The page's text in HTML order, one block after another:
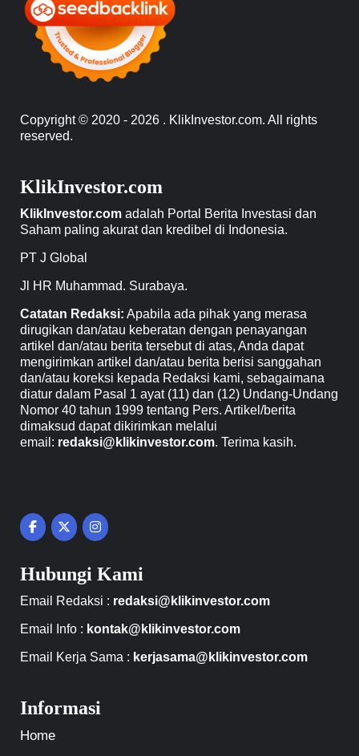
Copyright © 2020 - 2026 . KlikInvestor.com. All rights
reserved.
KlikInvestor.com
KlikInvestor.com adalah Portal Berita Investasi dan
Saham paling akurat dan kredibel di Indonesia.
PT J Global
Jl HR Muhammad. Surabaya.
Catatan Redaksi: Apabila ada pihak yang merasa
dirugikan dan/atau keberatan dengan penayangan
artikel dan/atau berita tersebut di atas, Anda dapat
mengirimkan artikel dan/atau berita berisi sanggahan
dan/atau koreksi kepada Redaksi kami, sebagaimana
diatur dalam Pasal 1 ayat (11) dan (12) Undang-Undang
Nomor 40 tahun 1999 tentang Pers. Artikel/berita
dimaksud dapat dikirimkan melalui
email: redaksi@klikinvestor.com. Terima kasih.
Hubungi Kami
Email Redaksi : redaksi@klikinvestor.com
Email Info : kontak@klikinvestor.com
Email Kerja Sama : kerjasama@klikinvestor.com
Informasi
Home